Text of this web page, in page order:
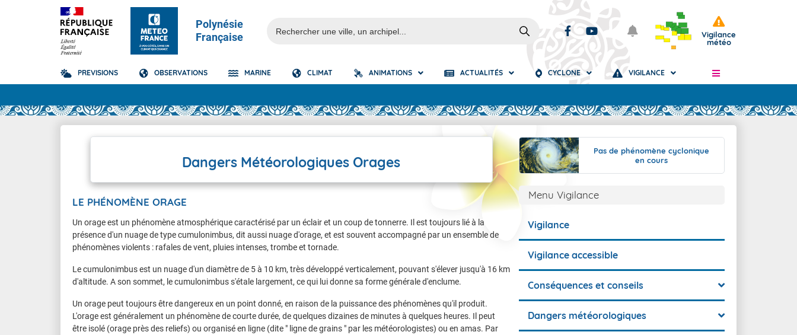
Polynésie
Française
Prévisions
TOUS LES RÉSULTATS
Articles
Vigilance
météo
PREVISIONS OBSERVATIONS MARINE CLIMAT ANIMATIONS
Polynésie française
Carte Pré-Isofronts
Carte des fronts
ACTUALITÉS CYCLONE
Suivi cyclonique
Carte alerte cyclonique
Qu'est-ce que l'alerte cyclonique ?
VIGILANCE
Carte de Vigilance
Fortes pluies
Orages
Vagues submersion
Vent Violent
Fortes Pluies
Vent Violent
Dangers Météorologiques Orages
LE PHÉNOMÈNE ORAGE
Un orage est un phénomène atmosphérique caractérisé par un éclair et un coup de tonnerre. Il est toujours lié à la
présence d'un nuage de type cumulonimbus, dit aussi nuage d'orage, et est souvent accompagné par un ensemble de
phénomènes violents : rafales de vent, pluies intenses, trombe et tornade.
Le cumulonimbus est un nuage d'un diamètre de 5 à 10 km, très développé verticalement, pouvant s'élever jusqu'à 16 km
d'altitude. A son sommet, le cumulonimbus s'étale largement, ce qui lui donne sa forme générale d'enclume.
Un orage peut toujours être dangereux en un point donné, en raison de la puissance des phénomènes qu'il produit.
L'orage est généralement un phénomène de courte durée, de quelques dizaines de minutes à quelques heures. Il peut
être isolé (orage près des reliefs) ou organisé en ligne (dite " ligne de grains " par les météorologistes) ou en amas. Par
Pas de phénomène cyclonique
en cours
Menu Vigilance
Vigilance
Vigilance accessible
Conséquences et conseils
Dangers météorologiques